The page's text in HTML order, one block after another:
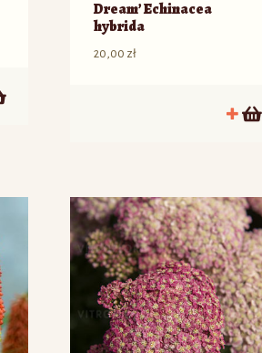
Dream’ Echinacea
hybrida
20,00 zł